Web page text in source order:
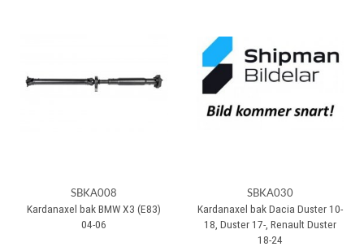
SBKA008
Kardanaxel bak BMW X3 (E83)
04-06
SBKA030
Kardanaxel bak Dacia Duster 10-
18, Duster 17-, Renault Duster
18-24